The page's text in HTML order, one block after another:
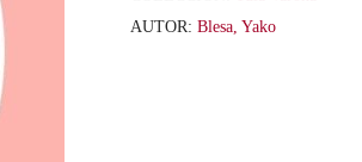
AUTOR:Blesa, Yako